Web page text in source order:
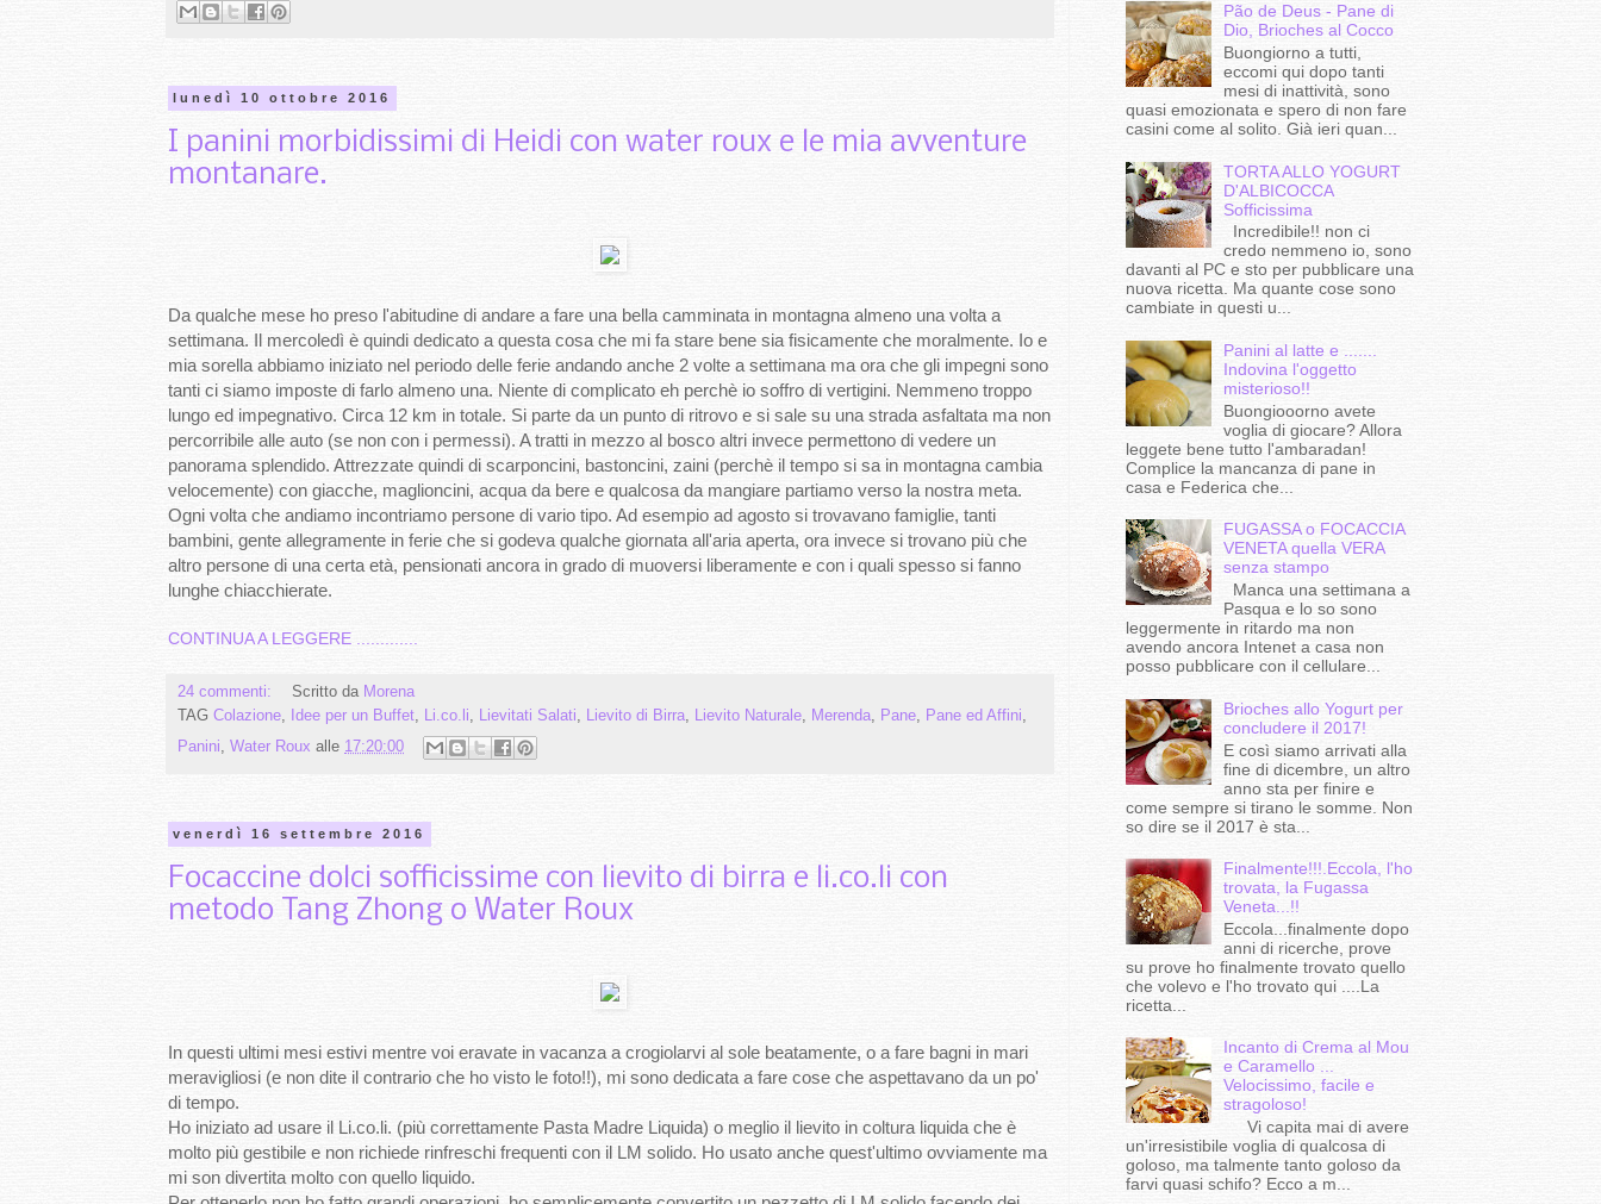
lunedì 10 ottobre 2016
I panini morbidissimi di Heidi con water roux e le mia avventure
montanare.
Da qualche mese ho preso l'abitudine di andare a fare una bella camminata in montagna almeno una volta a
settimana. Il mercoledì è quindi dedicato a questa cosa che mi fa stare bene sia fisicamente che moralmente. Io e
mia sorella abbiamo iniziato nel periodo delle ferie andando anche 2 volte a settimana ma ora che gli impegni sono
tanti ci siamo imposte di farlo almeno una. Niente di complicato eh perchè io soffro di vertigini. Nemmeno troppo
lungo ed impegnativo. Circa 12 km in totale. Si parte da un punto di ritrovo e si sale su una strada asfaltata ma non
percorribile alle auto (se non con i permessi). A tratti in mezzo al bosco altri invece permettono di vedere un
panorama splendido. Attrezzate quindi di scarponcini, bastoncini, zaini (perchè il tempo si sa in montagna cambia
velocemente) con giacche, maglioncini, acqua da bere e qualcosa da mangiare partiamo verso la nostra meta.
Ogni volta che andiamo incontriamo persone di vario tipo. Ad esempio ad agosto si trovavano famiglie, tanti
bambini, gente allegramente in ferie che si godeva qualche giornata all'aria aperta, ora invece si trovano più che
altro persone di una certa età, pensionati ancora in grado di muoversi liberamente e con i quali spesso si fanno
lunghe chiacchierate.
CONTINUA A LEGGERE .............
24 commenti: Scritto da Morena
TAG Colazione, Idee per un Buffet, Li.co.li, Lievitati Salati, Lievito di Birra, Lievito Naturale, Merenda, Pane, Pane ed Affini,
Panini, Water Roux alle 17:20:00
venerdì 16 settembre 2016
Focaccine dolci sofficissime con lievito di birra e li.co.li con
metodo Tang Zhong o Water Roux
In questi ultimi mesi estivi mentre voi eravate in vacanza a crogiolarvi al sole beatamente, o a fare bagni in mari
meravigliosi (e non dite il contrario che ho visto le foto!!), mi sono dedicata a fare cose che aspettavano da un po'
di tempo.
Ho iniziato ad usare il Li.co.li. (più correttamente Pasta Madre Liquida) o meglio il lievito in coltura liquida che è
molto più gestibile e non richiede rinfreschi frequenti con il LM solido. Ho usato anche quest'ultimo ovviamente ma
mi son divertita molto con quello liquido.
Pão de Deus - Pane di
Dio, Brioches al Cocco
Buongiorno a tutti,
eccomi qui dopo tanti
mesi di inattività, sono
quasi emozionata e spero di non fare
casini come al solito. Già ieri quan...
TORTA ALLO YOGURT
D'ALBICOCCA
Sofficissima
Incredibile!! non ci
credo nemmeno io, sono
davanti al PC e sto per pubblicare una
nuova ricetta. Ma quante cose sono
cambiate in questi u...
Panini al latte e .......
Indovina l'oggetto
misterioso!!
Buongiooorno avete
voglia di giocare? Allora
leggete bene tutto l'ambaradan!
Complice la mancanza di pane in
casa e Federica che...
FUGASSA o FOCACCIA
VENETA quella VERA
senza stampo
Manca una settimana a
Pasqua e lo so sono
leggermente in ritardo ma non
avendo ancora Intenet a casa non
posso pubblicare con il cellulare...
Brioches allo Yogurt per
concludere il 2017!
E così siamo arrivati alla
fine di dicembre, un altro
anno sta per finire e
come sempre si tirano le somme. Non
so dire se il 2017 è sta...
Finalmente!!!.Eccola, l'ho
trovata, la Fugassa
Veneta...!!
Eccola...finalmente dopo
anni di ricerche, prove
su prove ho finalmente trovato quello
che volevo e l'ho trovato qui ....La
ricetta...
Incanto di Crema al Mou
e Caramello ...
Velocissimo, facile e
stragoloso!
Vi capita mai di avere
un'irresistibile voglia di qualcosa di
goloso, ma talmente tanto goloso da
farvi quasi schifo? Ecco a m...